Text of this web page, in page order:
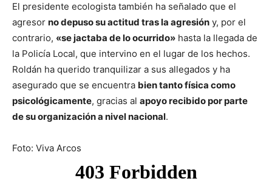
El presidente ecologista también ha señalado que el
agresor no depuso su actitud tras la agresión y, por el
contrario, «se jactaba de lo ocurrido» hasta la llegada de
la Policía Local, que intervino en el lugar de los hechos.
Roldán ha querido tranquilizar a sus allegados y ha
asegurado que se encuentra bien tanto física como
psicológicamente, gracias al apoyo recibido por parte
de su organización a nivel nacional.
Foto: Viva Arcos